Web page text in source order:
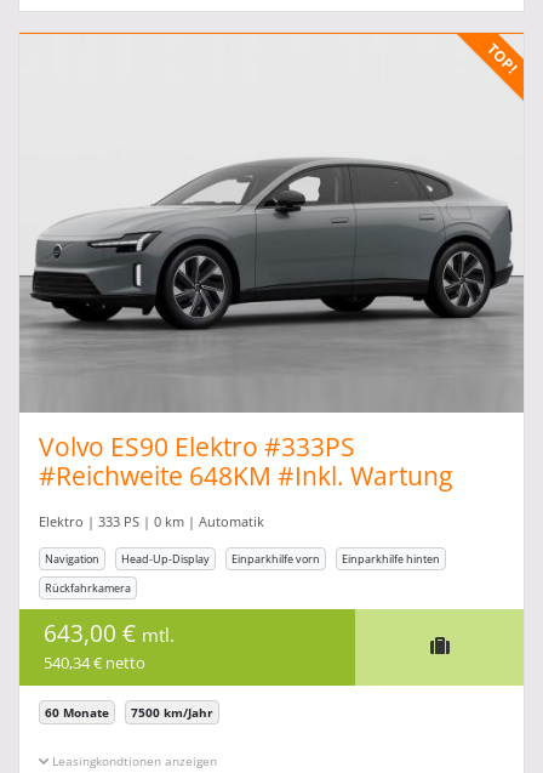
Volvo ES90 Elektro #333PS
#Reichweite 648KM #Inkl. Wartung
Elektro | 333 PS | 0 km | Automatik
Navigation Head-Up-Display Einparkhilfe vorn
Einparkhilfe hinten
Rückfahrkamera
643,00 € mtl.
540,34 € netto
60 Monate 7500 km/Jahr
Leasingkonditionen ein-/ausblenden